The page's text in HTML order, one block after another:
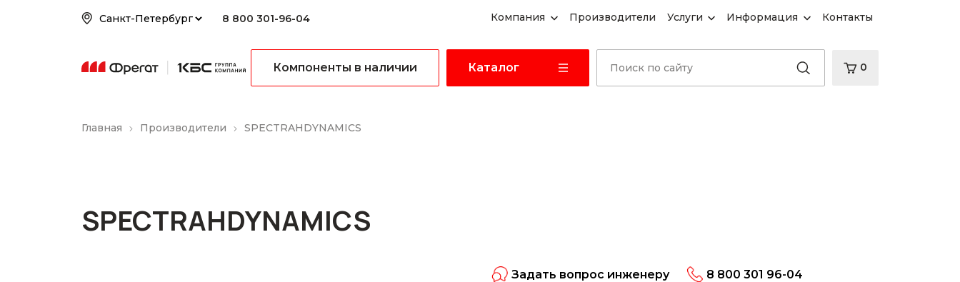
8 800 301-96-04 Компания Производители Услуги Информация Контакты
Компоненты в наличии Каталог 0
Главная Производители SPECTRAHDYNAMICS
SPECTRAHDYNAMICS
Задать вопрос инженеру 8 800 301 96-04